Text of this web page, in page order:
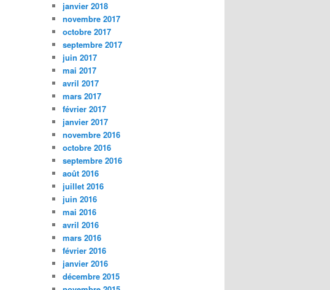
janvier 2018
novembre 2017
octobre 2017
septembre 2017
juin 2017
mai 2017
avril 2017
mars 2017
février 2017
janvier 2017
novembre 2016
octobre 2016
septembre 2016
août 2016
juillet 2016
juin 2016
mai 2016
avril 2016
mars 2016
février 2016
janvier 2016
décembre 2015